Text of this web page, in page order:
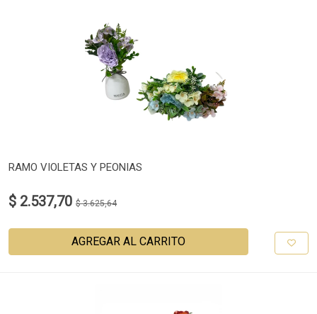
RAMO VIOLETAS Y PEONIAS
$ 2.537,70 $ 3.625,64
AGREGAR AL CARRITO